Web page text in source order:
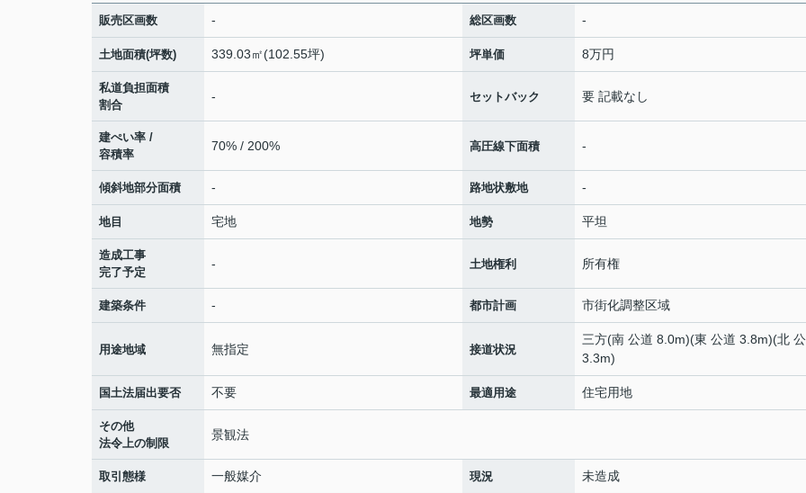
販売区画数 - 総区画数 -
土地面積(坪数) 339.03㎡(102.55坪) 坪単価 8万円
私道負担面積
割合
- セットバック 要 記載なし
建ぺい率 /
容積率
70% / 200% 高圧線下面積 -
傾斜地部分面積 - 路地状敷地 -
地目 宅地 地勢 平坦
造成工事
完了予定
- 土地権利 所有権
建築条件 - 都市計画 市街化調整区域
用途地域 無指定 接道状況
三方(南 公道 8.0m)(東 公道 3.8m)(北
3.3m)
国土法届出要否 不要 最適用途 住宅用地
その他
法令上の制限
景観法
取引態様 一般媒介 現況 未造成